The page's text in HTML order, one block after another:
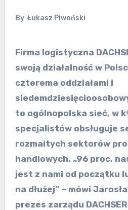
By Łukasz Piwoński
Firma logistyczna DACHSER rozpoczęła
swoją działalność w
czterema oddziałami i
to ogólnopolska sieć, w
specjalistów obsługuje
rozmaitych sektorów
handlowych. „96 proc.
jest z nami od początku
na dłużej” – mówi
prezes zarządu